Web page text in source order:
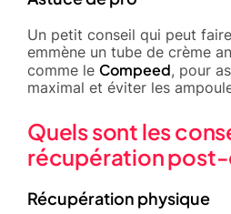
Un petit conseil qui peut
emmène un tube de crème
comme le Compeed, pour
maximal et éviter les
Quels sont les
récupération post-
Récupération physique